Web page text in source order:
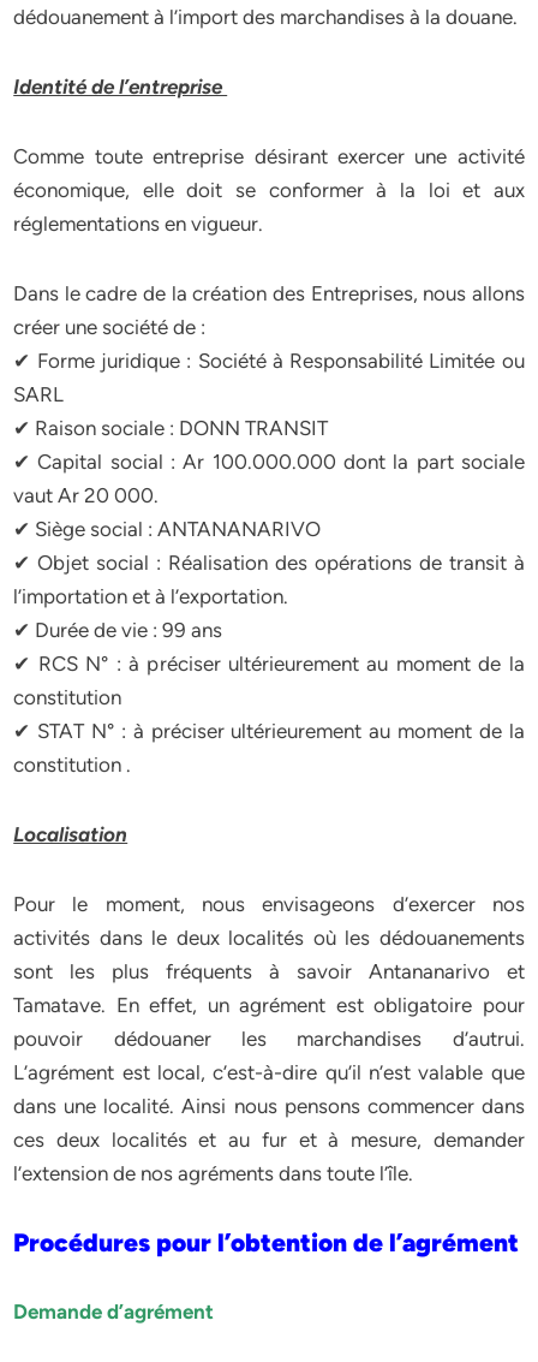
dédouanement à l’import des marchandises à la douane.
Identité de l’entreprise
Comme toute entreprise désirant exercer une activité
économique, elle doit se conformer à la loi et aux
réglementations en vigueur.
Dans le cadre de la création des Entreprises, nous allons
créer une société de :
✔ Forme juridique : Société à Responsabilité Limitée ou
SARL
✔ Raison sociale : DONN TRANSIT
✔ Capital social : Ar 100.000.000 dont la part sociale
vaut Ar 20 000.
✔ Siège social : ANTANANARIVO
✔ Objet social : Réalisation des opérations de transit à
l’importation et à l’exportation.
✔ Durée de vie : 99 ans
✔ RCS N° : à préciser ultérieurement au moment de la
constitution
✔ STAT N° : à préciser ultérieurement au moment de la
constitution .
Localisation
Pour le moment, nous envisageons d’exercer nos
activités dans le deux localités où les dédouanements
sont les plus fréquents à savoir Antananarivo et
Tamatave. En effet, un agrément est obligatoire pour
pouvoir dédouaner les marchandises d’autrui.
L’agrément est local, c’est-à-dire qu’il n’est valable que
dans une localité. Ainsi nous pensons commencer dans
ces deux localités et au fur et à mesure, demander
l’extension de nos agréments dans toute l’île.
Procédures pour l’obtention de l’agrément
Demande d’agrément